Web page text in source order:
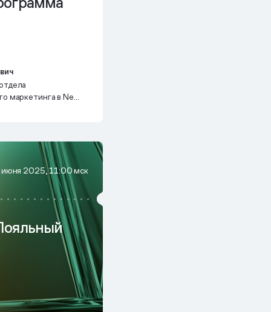
маркетинга в New
2025, 11:00 мск